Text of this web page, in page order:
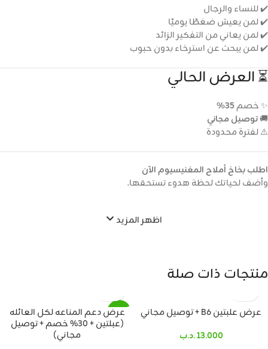
✔️ للنساء والرجال
✔️ لمن يعيش ضغطًا يوميًا
✔️ لمن يعاني من التفكير الزائد
✔️ لمن يبحث عن استرخاء بدون حبوب
⏳ العرض الحالي
✨ خصم35%
🚚توصيل مجاني
⚠️ لفترة محدودة
اطلب بخاخ أملاح المغنيسيوم الآن
وأضف لحياتك لحظة هدوء تستحقها.
اظهر المزيد
منتجات ذات صلة
عرض علبتين B6 + توصيل مجاني
13.000.د.ب
SALE
عرض دعم المناعه لكل العائله
(عبلتين + 30% خصم + توصيل
مجاني)